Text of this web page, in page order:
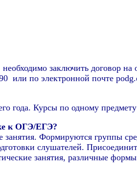
заключить договор
или по электронной почте
года. Курсы по одному
к ОГЭ/ЕГЭ?
занятия. Формируются группы
слушателей.
занятия, различные